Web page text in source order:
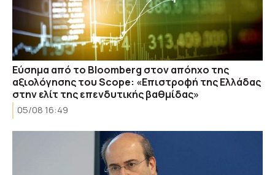
Εύσημα από το Bloomberg στον απόηχο της
αξιολόγησης του Scope: «Επιστροφή της Ελλάδας
στην ελίτ της επενδυτικής βαθμίδας»
05/08 16:49